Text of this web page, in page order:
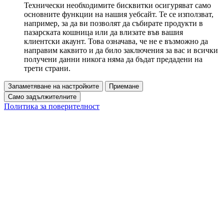
Технически необходимите бисквитки осигуряват само
основните функции на нашия уебсайт. Те се използват,
например, за да ви позволят да събирате продукти в
пазарската кошница или да влизате във вашия
клиентски акаунт. Това означава, че не е възможно да
направим каквито и да било заключения за вас и всички
получени данни никога няма да бъдат предадени на
трети страни.
Запаметяване на настройките
Приемане
Само задължителните
Политика за поверителност